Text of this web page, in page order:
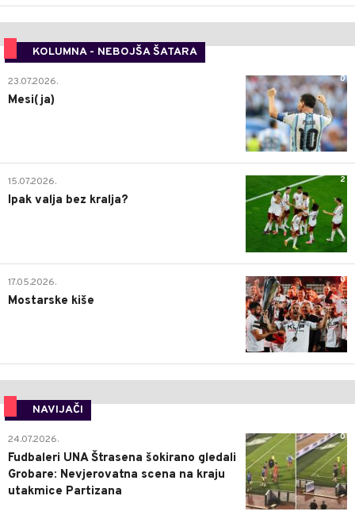
KOLUMNA - NEBOJŠA ŠATARA
0
23.07.2026.
Mesi(ja)
2
15.07.2026.
Ipak valja bez kralja?
0
17.05.2026.
Mostarske kiše
NAVIJAČI
0
24.07.2026.
Fudbaleri UNA Štrasena šokirano gledali
Grobare: Nevjerovatna scena na kraju
utakmice Partizana